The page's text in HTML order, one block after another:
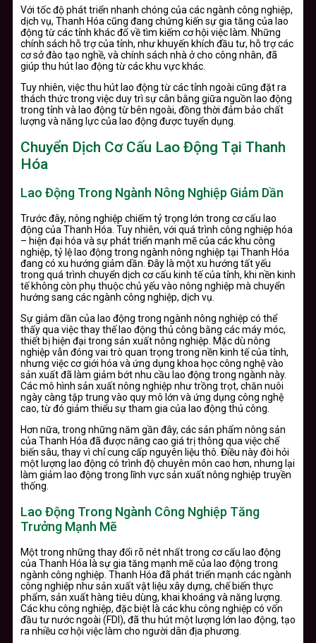
Với tốc độ phát triển nhanh chóng của các ngành công nghiệp,
dịch vụ, Thanh Hóa cũng đang chứng kiến sự gia tăng của lao
động từ các tỉnh khác đổ về tìm kiếm cơ hội việc làm. Những
chính sách hỗ trợ của tỉnh, như khuyến khích đầu tư, hỗ trợ các
cơ sở đào tạo nghề, và chính sách nhà ở cho công nhân, đã
giúp thu hút lao động từ các khu vực khác.
Tuy nhiên, việc thu hút lao động từ các tỉnh ngoài cũng đặt ra
thách thức trong việc duy trì sự cân bằng giữa nguồn lao động
trong tỉnh và lao động từ bên ngoài, đồng thời đảm bảo chất
lượng và năng lực của lao động được tuyển dụng.
Chuyển Dịch Cơ Cấu Lao Động Tại Thanh
Hóa
Lao Động Trong Ngành Nông Nghiệp Giảm Dần
Trước đây, nông nghiệp chiếm tỷ trọng lớn trong cơ cấu lao
động của Thanh Hóa. Tuy nhiên, với quá trình công nghiệp hóa
– hiện đại hóa và sự phát triển mạnh mẽ của các khu công
nghiệp, tỷ lệ lao động trong ngành nông nghiệp tại Thanh Hóa
đang có xu hướng giảm dần. Đây là một xu hướng tất yếu
trong quá trình chuyển dịch cơ cấu kinh tế của tỉnh, khi nền kinh
tế không còn phụ thuộc chủ yếu vào nông nghiệp mà chuyển
hướng sang các ngành công nghiệp, dịch vụ.
Sự giảm dần của lao động trong ngành nông nghiệp có thể
thấy qua việc thay thế lao động thủ công bằng các máy móc,
thiết bị hiện đại trong sản xuất nông nghiệp. Mặc dù nông
nghiệp vẫn đóng vai trò quan trọng trong nền kinh tế của tỉnh,
nhưng việc cơ giới hóa và ứng dụng khoa học công nghệ vào
sản xuất đã làm giảm bớt nhu cầu lao động trong ngành này.
Các mô hình sản xuất nông nghiệp như trồng trọt, chăn nuôi
ngày càng tập trung vào quy mô lớn và ứng dụng công nghệ
cao, từ đó giảm thiểu sự tham gia của lao động thủ công.
Hơn nữa, trong những năm gần đây, các sản phẩm nông sản
của Thanh Hóa đã được nâng cao giá trị thông qua việc chế
biến sâu, thay vì chỉ cung cấp nguyên liệu thô. Điều này đòi hỏi
một lượng lao động có trình độ chuyên môn cao hơn, nhưng lại
làm giảm lao động trong lĩnh vực sản xuất nông nghiệp truyền
thống.
Lao Động Trong Ngành Công Nghiệp Tăng
Trưởng Mạnh Mẽ
Một trong những thay đổi rõ nét nhất trong cơ cấu lao động
của Thanh Hóa là sự gia tăng mạnh mẽ của lao động trong
ngành công nghiệp. Thanh Hóa đã phát triển mạnh các ngành
công nghiệp như sản xuất vật liệu xây dựng, chế biến thực
phẩm, sản xuất hàng tiêu dùng, khai khoáng và năng lượng.
Các khu công nghiệp, đặc biệt là các khu công nghiệp có vốn
đầu tư nước ngoài (FDI), đã thu hút một lượng lớn lao động, tạo
ra nhiều cơ hội việc làm cho người dân địa phương.